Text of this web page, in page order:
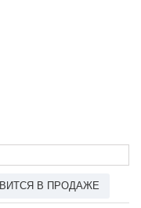
В ПРОДАЖЕ